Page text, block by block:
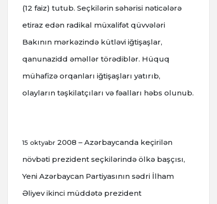
(12 faiz) tutub. Seçkilərin səhərisi nəticələrə
etiraz edən radikal müxalifət qüvvələri
Bakının mərkəzində kütləvi iğtişaşlar,
qanunazidd əməllər törədiblər. Hüquq
mühafizə orqanları iğtişaşları yatırıb,
olayların təşkilatçıları və fəalları həbs olunub.
15 oktyabr 2008 – Azərbaycanda keçirilən
növbəti prezident seçkilərində ölkə başçısı,
Yeni Azərbaycan Partiyasının sədri İlham
Əliyev ikinci müddətə prezident